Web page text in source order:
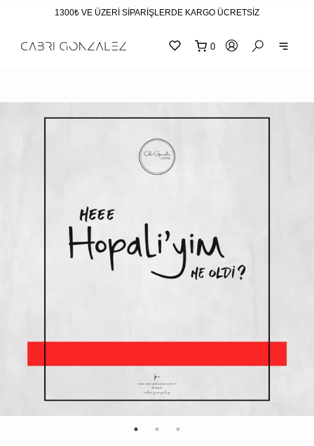
1300₺ VE ÜZERİ SİPARİŞLERDE KARGO ÜCRETSİZ
0